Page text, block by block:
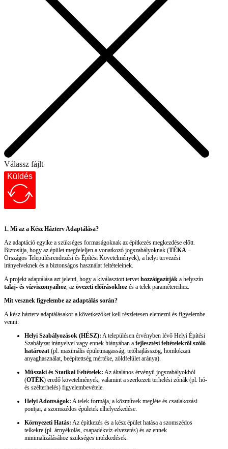
Válassz fájlt
Küldés
1. Mi az a Kész Házterv Adaptálása?
Az adaptáció egyike a szükséges formaságoknak az építkezés megkezdése előtt.
Biztosítja, hogy az épület megfeleljen a vonatkozó jogszabályoknak (TÉKA –
Országos Településrendezési és Építési Követelmények), a helyi tervezési
irányelveknek és a biztonságos használat feltételeinek.
A projekt adaptálása azt jelenti, hogy a kiválasztott tervethozzáigazítják a helyszín
talaj- és vízviszonyaihoz, az övezeti előírásokhoz és a telek paramétereihez.
Mit vesznek figyelembe az adaptálás során?
A kész házterv adaptálásakor a következőket kell részletesen elemezni és figyelembe
venni:
Helyi Szabályozások (HÉSZ): A településen érvényben lévő Helyi Építési
Szabályzat irányelvei vagy ennek hiányában a fejlesztési feltételekről szóló
határozat (pl. maximális épületmagasság, tetőhajlásszög, homlokzati
anyaghasználat, beépítettség mértéke, zöldfelület aránya).
Műszaki és Statikai Feltételek: Az általános érvényű jogszabályokból
(OTÉK) eredő követelmények, valamint a szerkezeti terhelési zónák (pl. hó-
és szélterhelés) figyelembevétele.
Helyi Adottságok: A telek formája, a közművek megléte és csatlakozási
pontjai, a szomszédos épületek elhelyezkedése.
Környezeti Hatás: Az építkezés és a kész épület hatása a szomszédos
telkekre (pl. árnyékolás, csapadékvíz-elvezetés) és az ennek
minimalizálásához szükséges intézkedések.